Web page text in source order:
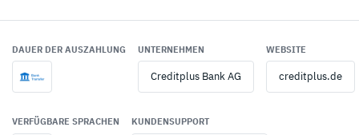
DAUER DER AUSZAHLUNG UNTERNEHMEN
Creditplus Bank AG
WEBSITE
creditplus.de
VERFÜGBARE SPRACHEN KUNDENSUPPORT